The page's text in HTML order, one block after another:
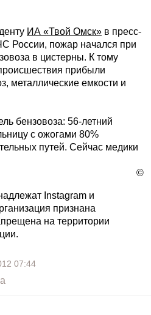
ИА «Твой Омск» в пресс-
России, пожар начался при
в цистерны. К тому
прибыли
металлические емкости и
бензовоза: 56-летний
с ожогами 80%
путей. Сейчас медики
©
Instagram и
признана
на территории
07:44